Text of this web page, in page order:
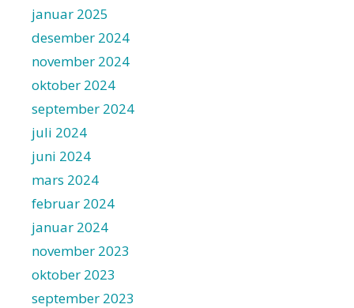
januar 2025
desember 2024
november 2024
oktober 2024
september 2024
juli 2024
juni 2024
mars 2024
februar 2024
januar 2024
november 2023
oktober 2023
september 2023